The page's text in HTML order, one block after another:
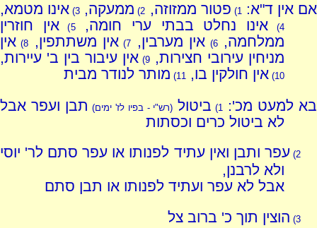
אם אין ד"א:1) פטור ממזוזה, 2) ממעקה, 3) אינו מטמא,
4) אינו נחלט בבתי ערי חומה,5)
אין חוזרין
ממלחמה,6) אין מערבין, 7) אין משתתפין, 8)
אין
מניחין עירובי חצירות,9) אין עיבור בין ב' עיירות,
10) אין חולקין בו,11) מותר לנודר מבית
בא למעט מכ':
1) ביטול (רש"י - בפיו לז' ימים) תבן ועפר אבל
לא ביטול כרים וכסתות
2) עפר ותבן ואין עתיד לפנותו או עפר סתם לר' יוסי
ולא לרבנן,
אבל לא עפר ועתיד לפנותו או תבן סתם
3) הוצין תוך כ' ברוב צל